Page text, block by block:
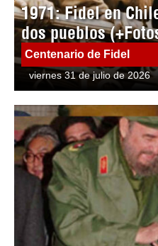
1971: Fidel en
dos pueblos
Centenario de Fidel
viernes 31 de julio de 2026